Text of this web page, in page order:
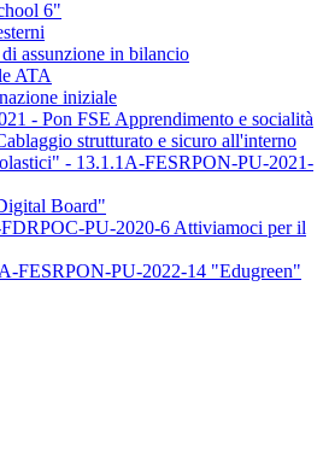
6"
assunzione in bilancio
ATA
iniziale
- Pon FSE Apprendimento e socialità
strutturato e sicuro all'interno
- 13.1.1A-FESRPON-PU-2021-
Board"
PU-2020-6 Attiviamoci per il
FESRPON-PU-2022-14 "Edugreen"